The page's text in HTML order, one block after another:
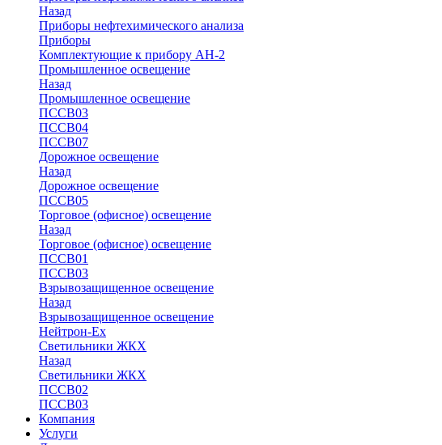
Назад
Приборы нефтехимического анализа
Приборы
Комплектующие к прибору АН-2
Промышленное освещение
Назад
Промышленное освещение
ПССВ03
ПССВ04
ПССВ07
Дорожное освещение
Назад
Дорожное освещение
ПССВ05
Торговое (офисное) освещение
Назад
Торговое (офисное) освещение
ПССВ01
ПССВ03
Взрывозащищенное освещение
Назад
Взрывозащищенное освещение
Нейтрон-Ex
Светильники ЖКХ
Назад
Светильники ЖКХ
ПССВ02
ПССВ03
Компания
Услуги